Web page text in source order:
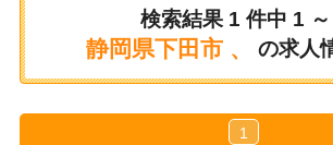
検索結果 1 件中 1
静岡県下田市 、 の求人
1